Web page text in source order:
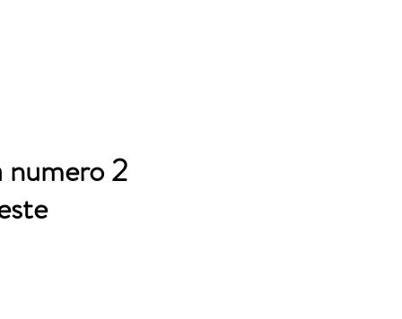
numero 2